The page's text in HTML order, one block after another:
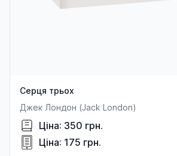
Серця трьох
Джек Лондон (Jack London)
Ціна: 350 грн.
Ціна: 175 грн.